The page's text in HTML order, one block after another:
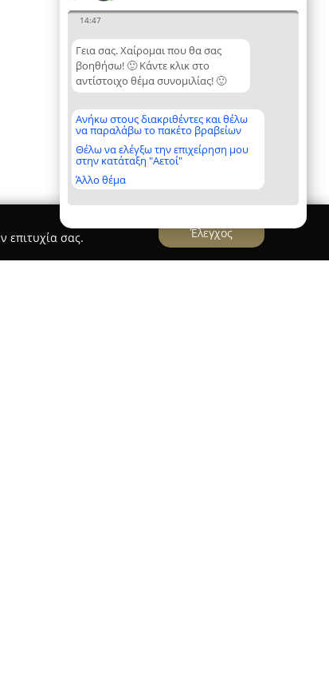
14:47
Γεια σας. Χαίρομαι που θα σας
βοηθήσω! 🙂 Κάντε κλικ στο
αντίστοιχο θέμα συνομιλίας! 🙂
Ανήκω στους διακριθέντες και θέλω
να παραλάβω το πακέτο βραβείων
Θέλω να ελέγξω την επιχείρηση μου
στην κατάταξη "Αετοί"
Άλλο θέμα
επιτυχία σας.
Έλεγχος